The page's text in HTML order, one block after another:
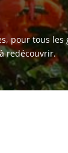
pour tous
redécouvrir.